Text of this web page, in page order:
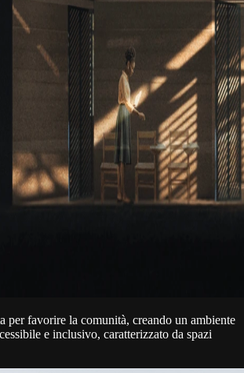
per favorire la comunità, creando un ambiente
e inclusivo, caratterizzato da spazi